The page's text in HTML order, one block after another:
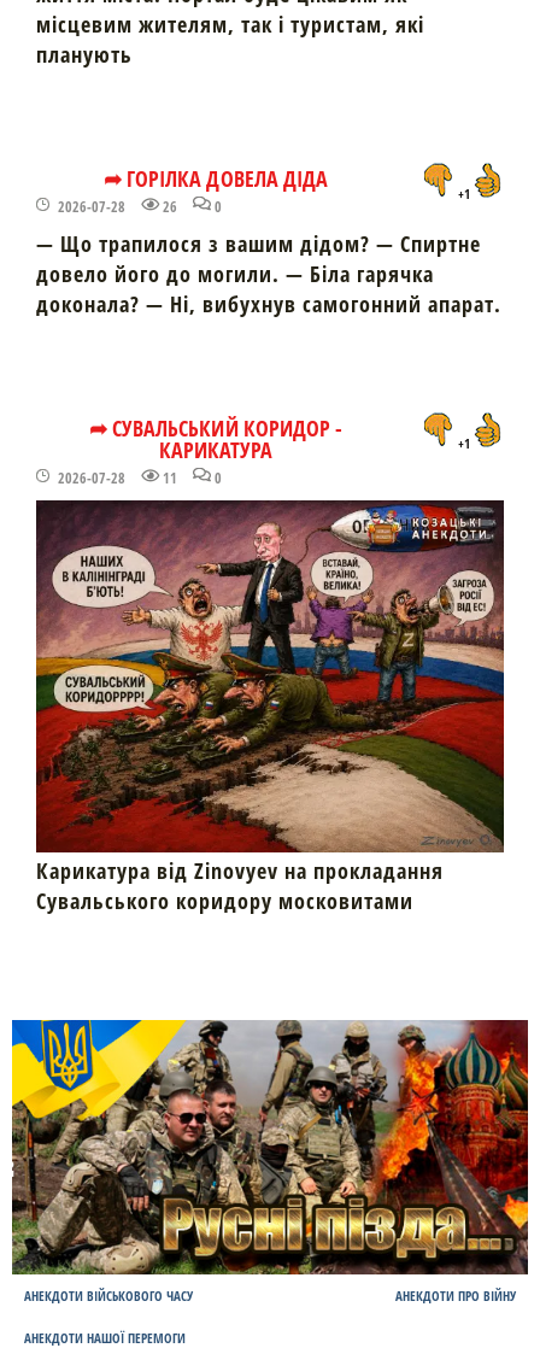
місцевим жителям, так і туристам, які
планують
➦ ГОРІЛКА ДОВЕЛА ДІДА
2026-07-28 26 0
+1
— Що трапилося з вашим дідом? — Спиртне
довело його до могили. — Біла гарячка
доконала? — Ні, вибухнув самогонний апарат.
➦ СУВАЛЬСЬКИЙ КОРИДОР -
КАРИКАТУРА
2026-07-28 11 0
+1
Карикатура від Zinovyev на прокладання
Сувальського коридору московитами
АНЕКДОТИ ВІЙСЬКОВОГО ЧАСУ АНЕКДОТИ ПРО ВІЙНУ
АНЕКДОТИ НАШОЇ ПЕРЕМОГИ